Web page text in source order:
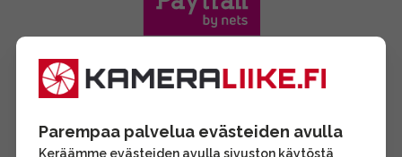
Parempaa palvelua evästeiden avulla
Keräämme evästeiden avulla sivuston käytöstä